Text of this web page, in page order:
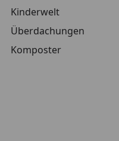
Kinderwelt
Überdachungen
Komposter